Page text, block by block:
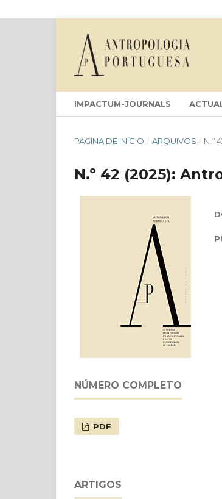
IMPACTUM-JOURNALS
PÁGINA DE INÍCIO / ARQUIVOS / N.º
N.º 42 (2025):
NÚMERO COMPLETO
PDF
ARTIGOS